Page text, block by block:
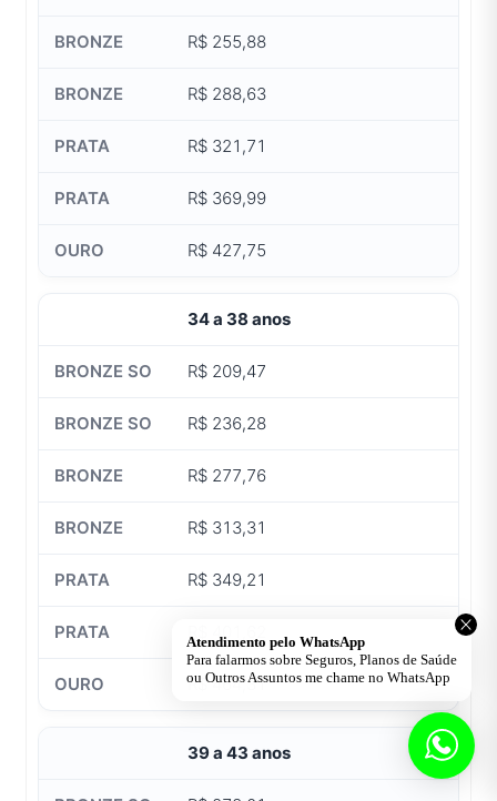
R$ 255,88
R$ 288,63
R$ 321,71
R$ 369,99
R$ 427,75
34 a 38 anos
R$ 209,47
R$ 236,28
R$ 277,76
R$ 313,31
R$ 349,21
R$ 464,31
39 a 43 anos